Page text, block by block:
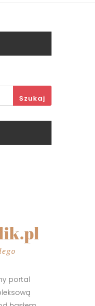
Szukaj
portal